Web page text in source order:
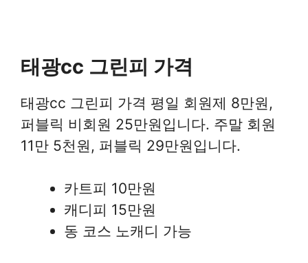
태광cc 그린피 가격
태광cc 그린피 가격 평일 회원제 8만원,
퍼블릭 비회원 25만원입니다. 주말 회원
11만 5천원, 퍼블릭 29만원입니다.
카트피 10만원
캐디피 15만원
동 코스 노캐디 가능